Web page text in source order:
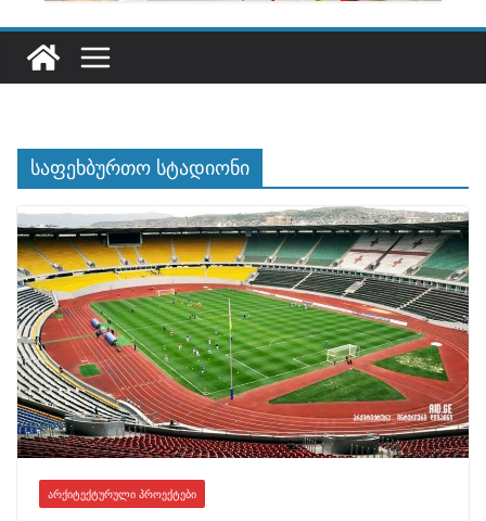
საფეხბურთო სტადიონი
ᲐᲠᲥᲘᲢᲔᲥᲢᲣᲠᲣᲚᲘ ᲞᲠᲝᲔᲥᲢᲔᲑᲘ